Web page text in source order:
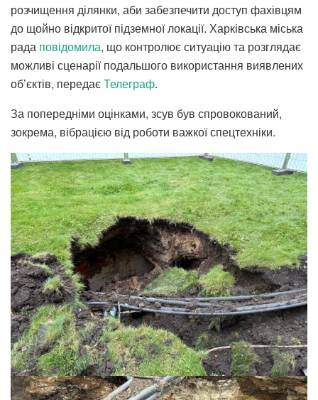
розчищення ділянки, аби забезпечити доступ фахівцям
до щойно відкритої підземної локації. Харківська міська
рада повідомила, що контролює ситуацію та розглядає
можливі сценарії подальшого використання виявлених
об’єктів, передаєТелеграф.
За попередніми оцінками, зсув був спровокований,
зокрема, вібрацією від роботи важкої спецтехніки.